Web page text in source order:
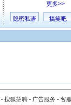
更多>>
隐密私语 搞笑吧
- 搜狐招聘 - 广告服务 - 客